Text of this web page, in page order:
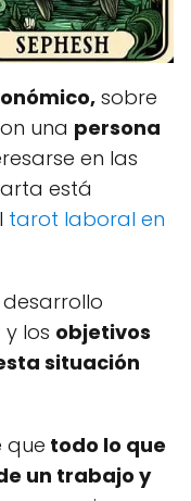
sobre
una persona
en las
está
tarot laboral en
los objetivos
situación
que todo lo que
un trabajo y